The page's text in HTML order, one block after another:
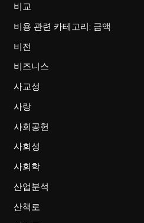
비교
비용 관련 카테고리: 금액
비전
비즈니스
사교성
사랑
사회공헌
사회성
사회학
산업분석
산책로